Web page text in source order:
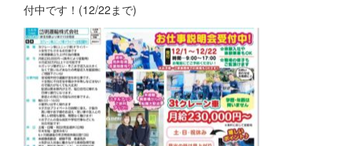
付中です！(12/22まで)